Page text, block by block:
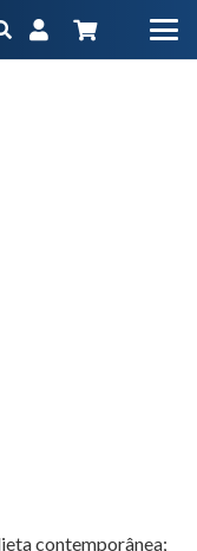
contemporânea;